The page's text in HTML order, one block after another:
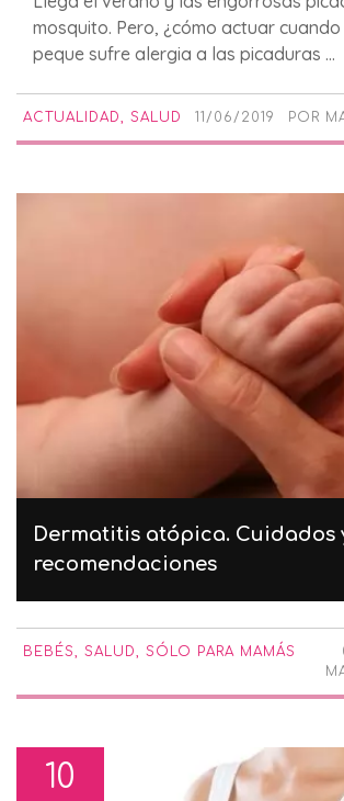
mosquito. Pero, ¿cómo actuar
peque sufre alergia a las picaduras ...
ACTUALIDAD, SALUD 11/06/2019 POR
Dermatitis atópica. Cuidados
recomendaciones
BEBÉS, SALUD, SÓLO PARA MAMÁS
10